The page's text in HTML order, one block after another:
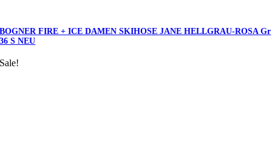
BOGNER FIRE + ICE DAMEN SKIHOSE JANE HELLGRAU-ROSA Gr
36 S NEU
Sale!